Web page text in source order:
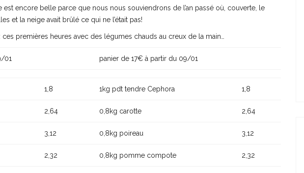
est encore belle parce que nous nous souviendrons de l’an passé où, couverte, le
et la neige avait brûlé ce qui ne l’était pas!
premières heures avec des légumes chauds au creux de la main…
01 panier de 17€ à partir du 09/01
1,8 1kg pdt tendre Cephora 1,8
2,64 0,8kg carotte 2,64
3,12 0,8kg poireau 3,12
2,32 0,8kg pomme compote 2,32